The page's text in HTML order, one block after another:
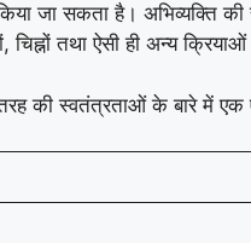
किया जा सकता है।
ऐसी ही अन्य क्रियाओं
की स्वतंत्रताओं के बारे में